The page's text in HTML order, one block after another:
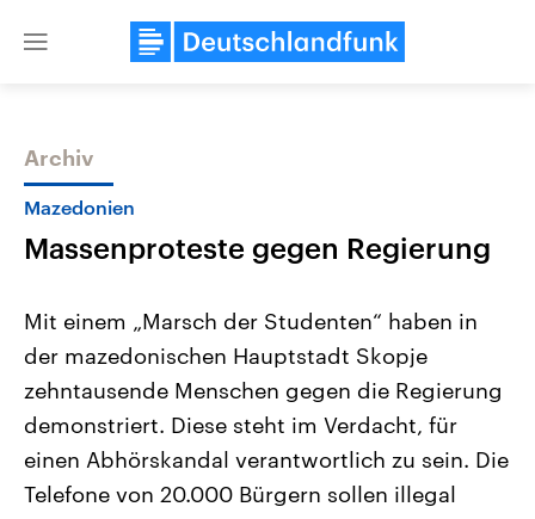
Close
Themen
Landtagswahl Sachsen-Anhalt
2026
Alle Informationen
Sachsen-Anhalt wählt am 6.
September 2026 einen neuen
USA
Aktuelle Beiträge,
Hintergründe
Wirtschaftlich und
gehören die Vereinigten
den mächtigsten Ländern
Archiv
Mazedonien
Massenproteste gegen Regierung
Mit einem „Marsch der Studenten“ haben in
der mazedonischen Hauptstadt Skopje
zehntausende Menschen gegen die Regierung
demonstriert. Diese steht im Verdacht, für
einen Abhörskandal verantwortlich zu sein. Die
Telefone von 20.000 Bürgern sollen illegal